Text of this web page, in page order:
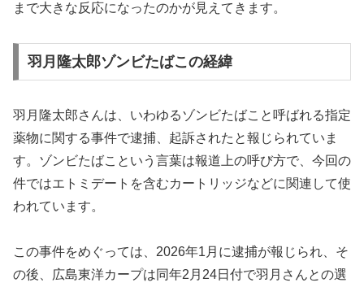
まで大きな反応になったのかが見えてきます。
羽月隆太郎ゾンビたばこの経緯
羽月隆太郎さんは、いわゆるゾンビたばこと呼ばれる指定
薬物に関する事件で逮捕、起訴されたと報じられていま
す。ゾンビたばこという言葉は報道上の呼び方で、今回の
件ではエトミデートを含むカートリッジなどに関連して使
われています。
この事件をめぐっては、2026年1月に逮捕が報じられ、そ
の後、広島東洋カープは同年2月24日付で羽月さんとの選